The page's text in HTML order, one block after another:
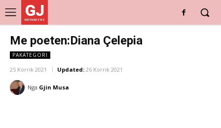
GJ
DRITARE E RE
Me poeten:Diana Çelepia
PAKATEGORI
25 Korrik 2021 Updated: 26 Korrik 2021
Nga Gjin Musa